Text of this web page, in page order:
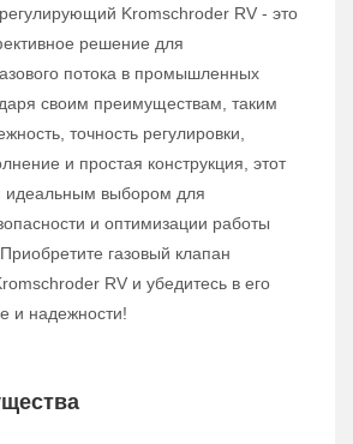
Kromschroder RV - это
решение для
потока в промышленных
своим преимуществам, таким
точность регулировки,
и простая конструкция, этот
идеальным выбором для
и оптимизации работы
газовый клапан
RV и убедитесь в его
и надежности!